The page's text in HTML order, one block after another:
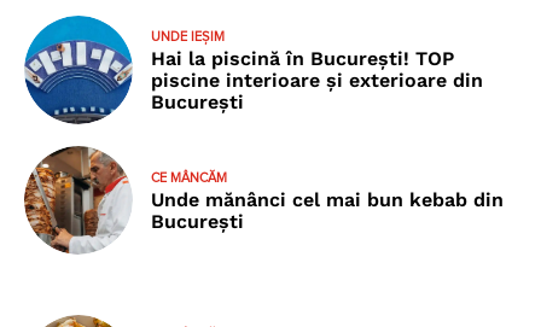
UNDE IEȘIM
Hai la piscină în București! TOP
piscine interioare și exterioare din
București
CE MÂNCĂM
Unde mănânci cel mai bun kebab din
București